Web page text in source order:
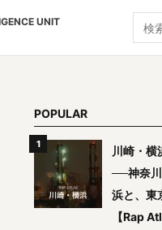
UNIT
検索
POPULAR
川崎・横
──神奈
浜と、東
【Rap